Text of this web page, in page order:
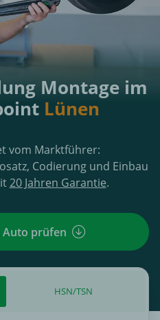
Montage im
Lünen
vom Marktführer:
Codierung und Einbau
20 Jahren Garantie.
Auto prüfen
HSN/TSN